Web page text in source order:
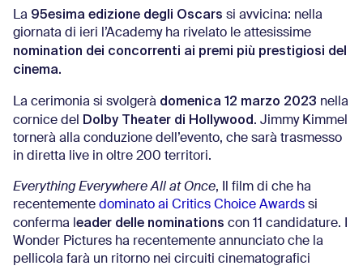
La 95esima edizione degli Oscars si avvicina: nella
giornata di ieri l’Academy ha rivelato le attesissime
nomination dei concorrenti ai premi più prestigiosi del
cinema.
La cerimonia si svolgerà domenica 12 marzo 2023 nella
cornice del Dolby Theater di Hollywood. Jimmy Kimmel
tornerà alla conduzione dell’evento, che sarà trasmesso
in diretta live in oltre 200 territori.
Everything Everywhere All at Once, Il film di che ha
recentemente dominato ai Critics Choice Awards si
conferma l eader delle nominations con 11 candidature. I
Wonder Pictures ha recentemente annunciato che la
pellicola farà un ritorno nei circuiti cinematografici